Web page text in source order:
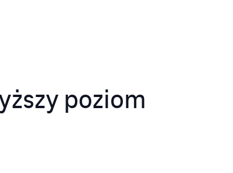
poziom